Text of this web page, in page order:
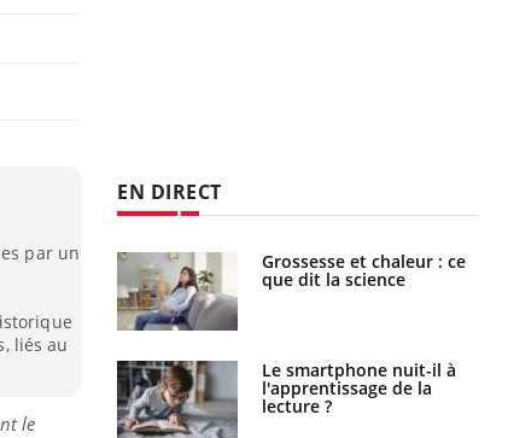
par un
liés au
le
EN DIRECT
Grossesse et chaleur : ce
que dit la science
Le smartphone nuit-il à
l'apprentissage de la
lecture ?
Mordue par un
barracuda, une petite fille
secourue grâce à un
Légionellose en Suisse :
quelle est l’origine de la
contamination ?